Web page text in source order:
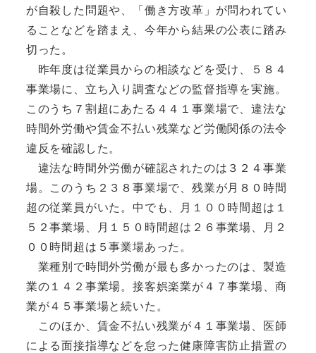
が自殺した問題や、「働き方改革」が問われてい
ることなどを踏まえ、今年から結果の公表に踏み
切った。
昨年度は従業員からの相談などを受け、５８４
事業場に、立ち入り調査などの監督指導を実施。
このうち７割超にあたる４４１事業場で、違法な
時間外労働や賃金不払い残業など労働関係の法令
違反を確認した。
違法な時間外労働が確認されたのは３２４事業
場。このうち２３８事業場で、残業が月８０時間
超の従業員がいた。中でも、月１００時間超は１
５２事業場、月１５０時間超は２６事業場、月２
００時間超は５事業場あった。
業種別で時間外労働が最も多かったのは、製造
業の１４２事業場。接客娯楽業が４７事業場、商
業が４５事業場と続いた。
このほか、賃金不払い残業が４１事業場、医師
による面接指導などを怠った健康障害防止措置の